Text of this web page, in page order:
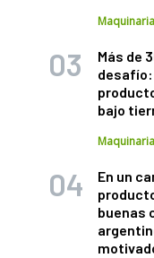
Más de
desafío:
bajo
En un
buenas